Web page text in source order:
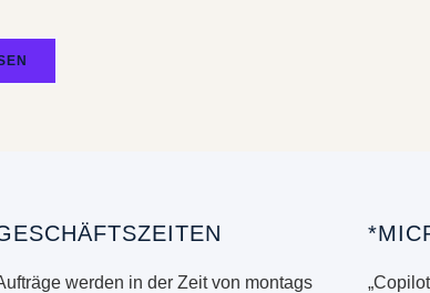
werden in der Zeit von montags